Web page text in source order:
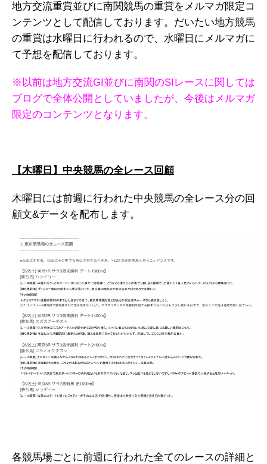
地方交流重賞並びに南関競馬の重賞をメルマガ限定コ
ンテンツとして配信しております。だいたい地方競馬
の重賞は水曜日に行われるので、水曜日にメルマガに
て予想を配信しております。
※以前は地方交流GI並びに南関のSIレースに関しては
ブログで全体公開としていましたが、今後はメルマガ
限定のコンテンツとなります。
【木曜日】中央競馬の全レース回顧
木曜日には前週に行われた中央競馬の全レース分の回
顧文&データを配布します。
各競馬場ごとに前週に行われた全てのレースの詳細と